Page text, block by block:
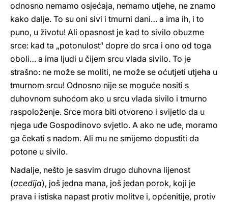
odnosno nemamo osjećaja, nemamo utjehe, ne znamo
kako dalje. To su oni sivi i tmurni dani… a ima ih, i to
puno, u životu! Ali opasnost je kad to sivilo obuzme
srce: kad ta „potonulost“ dopre do srca i ono od toga
oboli… a ima ljudi u čijem srcu vlada sivilo. To je
strašno: ne može se moliti, ne može se oćutjeti utjeha u
tmurnom srcu! Odnosno nije se moguće nositi s
duhovnom suhoćom ako u srcu vlada sivilo i tmurno
raspoloženje. Srce mora biti otvoreno i svijetlo da u
njega uđe Gospodinovo svjetlo. A ako ne uđe, moramo
ga čekati s nadom. Ali mu ne smijemo dopustiti da
potone u sivilo.
Nadalje, nešto je sasvim drugo duhovna lijenost
(acedija), još jedna mana, još jedan porok, koji je
prava i istiska napast protiv molitve i, općenitije, protiv